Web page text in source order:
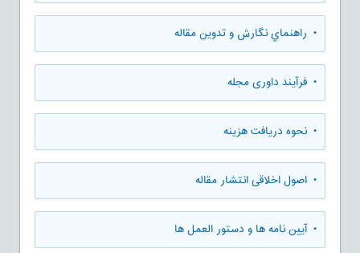
• راهنماي نگارش و تدوين مقاله
• فرآیند داوری مجله
• نحوه دریافت هزینه
• اصول اخلاقی انتشار مقاله
• آیین نامه ها و دستور العمل ها